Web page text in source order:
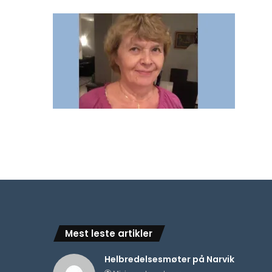
Mest leste artikler
Helbredelsesmøter på Narvik